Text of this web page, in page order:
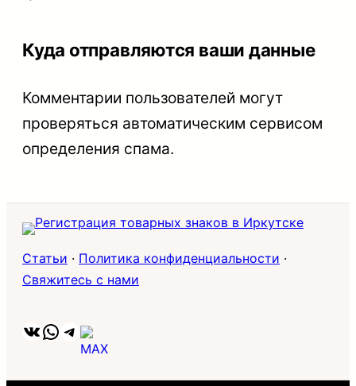
Куда отправляются ваши данные
Комментарии пользователей могут
проверяться автоматическим сервисом
определения спама.
Статьи · Политика конфиденциальности ·
Свяжитесь с нами
ВКонтакте
WhatsApp
Telegram